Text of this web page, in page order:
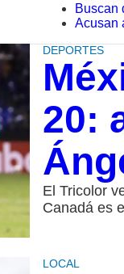
Buscan
Acusan
DEPORTES
20:
El Tricolor
Canadá es
LOCAL